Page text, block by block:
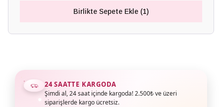
Birlikte Sepete Ekle (1)
24 SAATTE KARGODA
Şimdi al, 24 saat içinde kargoda! 2.500₺ ve üzeri
siparişlerde kargo ücretsiz.